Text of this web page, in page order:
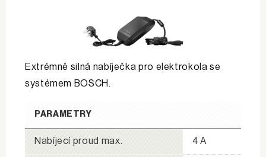
Extrémně silná nabíječka pro elektrokola se
systémem BOSCH.
PARAMETRY
Nabíjecí proud max. 4 A